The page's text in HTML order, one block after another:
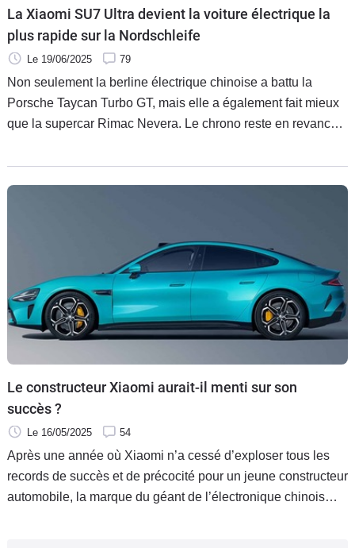
La Xiaomi SU7 Ultra devient la voiture électrique la
plus rapide sur la Nordschleife
Le 19/06/2025 79
Non seulement la berline électrique chinoise a battu la
Porsche Taycan Turbo GT, mais elle a également fait mieux
que la supercar Rimac Nevera. Le chrono reste en revanche
circuit allemand.
Le constructeur Xiaomi aurait-il menti sur son
succès ?
Le 16/05/2025 54
Après une année où Xiaomi n’a cessé d’exploser tous les
records de succès et de précocité pour un jeune constructeur
automobile, la marque du géant de l’électronique chinois